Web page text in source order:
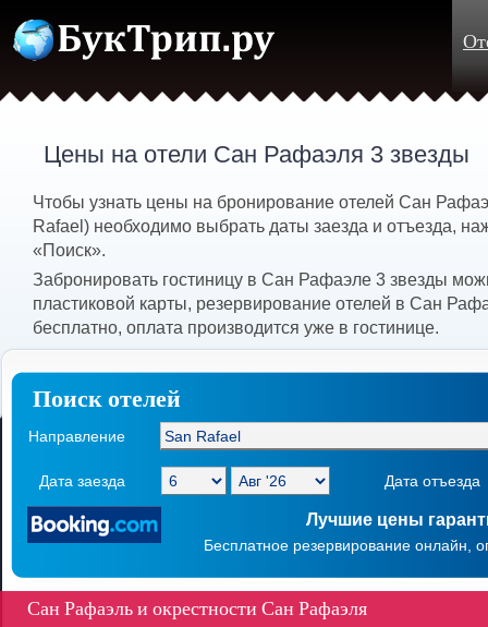
Цены на отели Сан Рафаэля 3 звезды
Чтобы узнать цены на бронирование отелей Сан
Rafael) необходимо выбрать даты заезда и отъезда,
«Поиск».
Забронировать гостиницу в Сан Рафаэле 3 звезды
пластиковой карты, резервирование отелей в Сан
бесплатно, оплата производится уже в гостинице.
Поиск отелей
Направление
Дата заезда Дата отъезда
Лучшие цены
Бесплатное резервирование онлайн,
Сан Рафаэль и окрестности Сан Рафаэля